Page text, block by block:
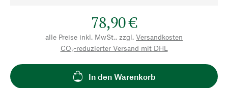
78,90 €
alle Preise inkl. MwSt., zzgl. Versandkosten
CO₂-reduzierter Versand mit DHL
In den Warenkorb